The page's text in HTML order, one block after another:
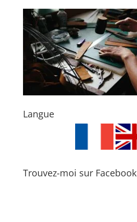
Langue
Trouvez-moi sur Facebook